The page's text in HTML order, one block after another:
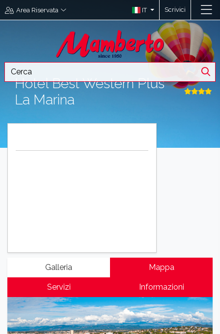
Area Riservata IT Scrivici
Hotel Best Western Plus
La Marina
Galleria Mappa
Servizi Informazioni